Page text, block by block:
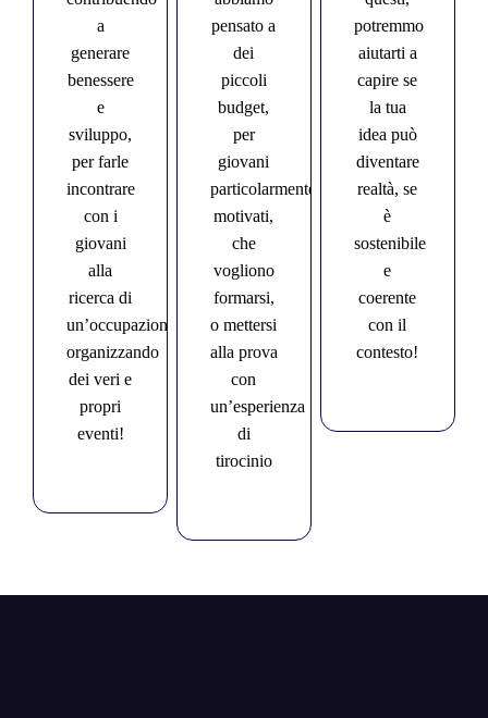
a
generare
benessere
e
sviluppo,
per farle
incontrare
con i
giovani
alla
ricerca di
un’occupazione,
organizzando
dei veri e
propri
eventi!
pensato a
dei
piccoli
budget,
per
giovani
particolarmente
motivati,
che
vogliono
formarsi,
o mettersi
alla prova
con
un’esperienza
di
tirocinio
potremmo
aiutarti a
capire se
la tua
idea può
diventare
realtà, se
è
sostenibile
e
coerente
con il
contesto!